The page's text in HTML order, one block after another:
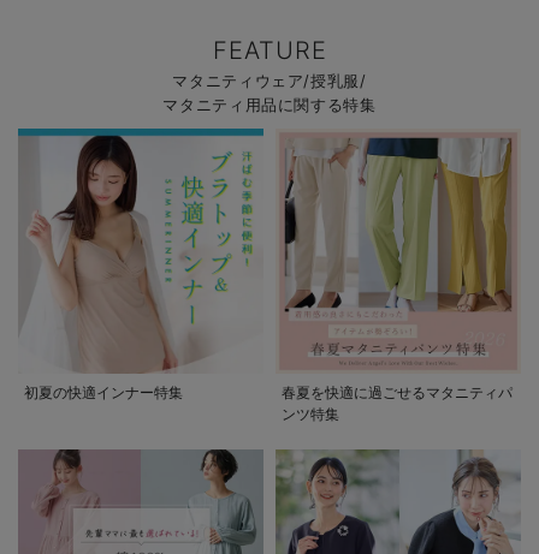
FEATURE
マタニティウェア/授乳服/
マタニティ用品に関する特集
初夏の快適インナー特集
春夏を快適に過ごせるマタニティパ
ンツ特集